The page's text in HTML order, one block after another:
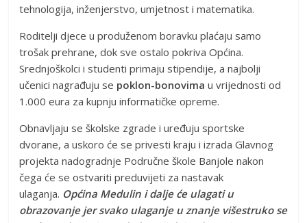
tehnologija, inženjerstvo, umjetnost i matematika.
Roditelji djece u produženom boravku plaćaju samo
trošak prehrane, dok sve ostalo pokriva Općina.
Srednjoškolci i studenti primaju stipendije, a najbolji
učenici nagrađuju se poklon-bonovimau vrijednosti od
1.000 eura za kupnju informatičke opreme.
Obnavljaju se školske zgrade i uređuju sportske
dvorane, a uskoro će se privesti kraju i izrada Glavnog
projekta nadogradnje Područne škole Banjole nakon
čega će se ostvariti preduvijeti za nastavak
ulaganja. Općina Medulin i dalje će ulagati u
obrazovanje jer svako ulaganje u znanje višestruko se